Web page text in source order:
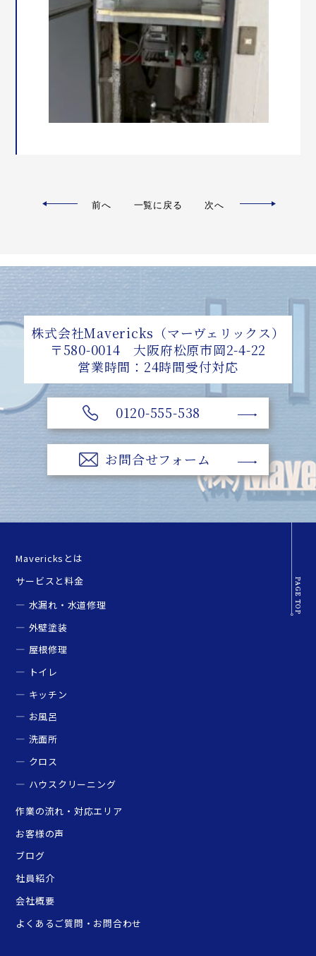
前へ 一覧に戻る 次へ
株式会社Mavericks（マーヴェリックス）
〒580-0014 大阪府松原市岡2-4-22
営業時間：24時間受付対応
0120-555-538
お問合せフォーム
Mavericksとは
サービスと料金
水漏れ・水道修理
外壁塗装
屋根修理
トイレ
キッチン
お風呂
洗面所
クロス
ハウスクリーニング
作業の流れ・対応エリア
お客様の声
ブログ
社員紹介
会社概要
よくあるご質問・お問合わせ